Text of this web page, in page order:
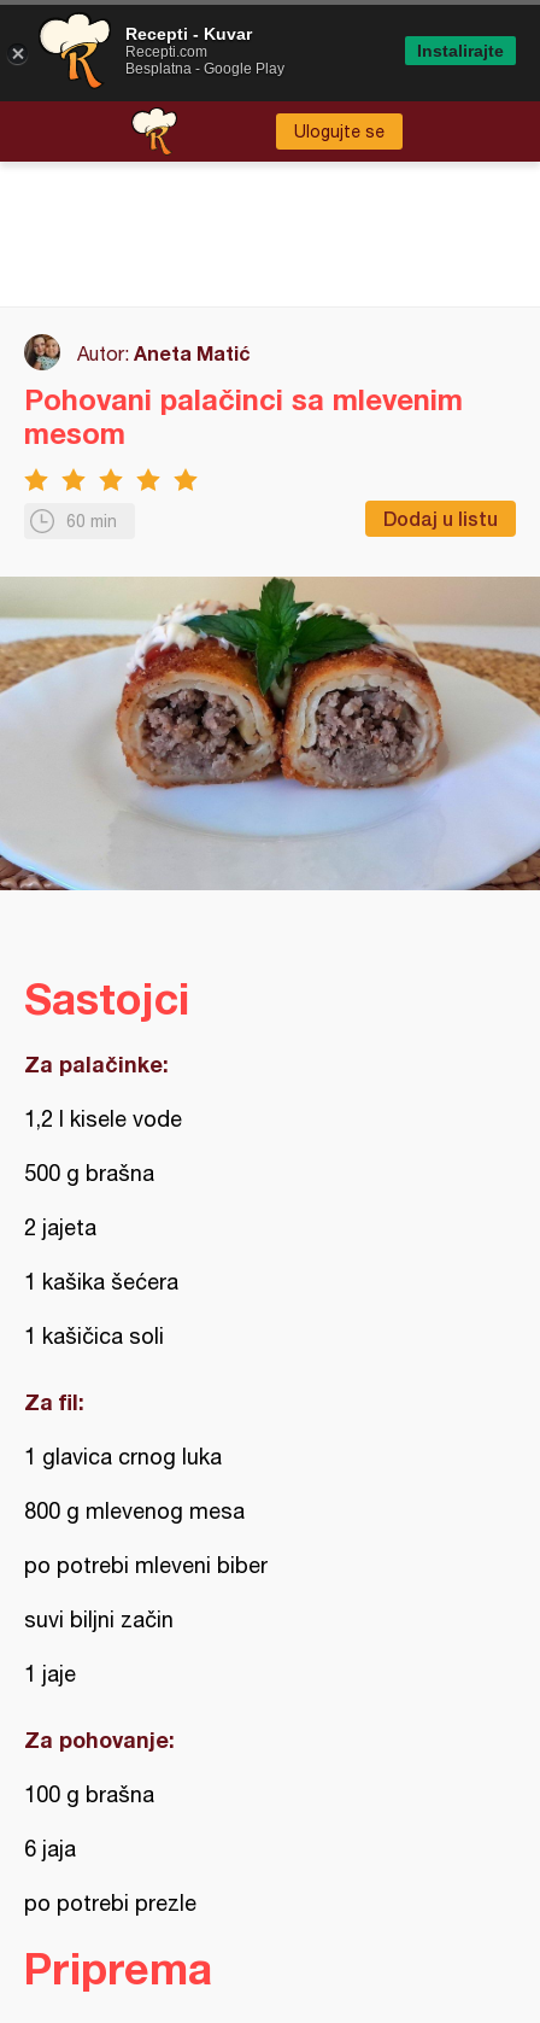
Ulogujte se
Autor: Aneta Matić
60 min Dodaj u listu
Pohovani palačinci sa mlevenim
mesom
Sastojci
Za palačinke:
1,2 l kisele vode
500 g brašna
2 jajeta
1 kašika šećera
1 kašičica soli
Za fil:
1 glavica crnog luka
800 g mlevenog mesa
po potrebi mleveni biber
suvi biljni začin
1 jaje
Za pohovanje:
100 g brašna
6 jaja
po potrebi prezle
Priprema
Recepti - Kuvar
Recepti.com
Besplatna - Google Play
Instalirajte